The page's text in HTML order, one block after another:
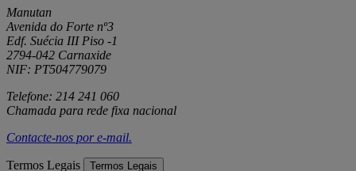
Manutan
Avenida do Forte nº3
Edf. Suécia III Piso -1
2794-042 Carnaxide
NIF: PT504779079
Telefone: 214 241 060
Chamada para rede fixa nacional
Contacte-nos pore-mail.
Termos Legais Termos Legais